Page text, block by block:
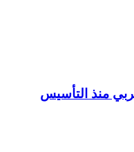
منذ التأسيس